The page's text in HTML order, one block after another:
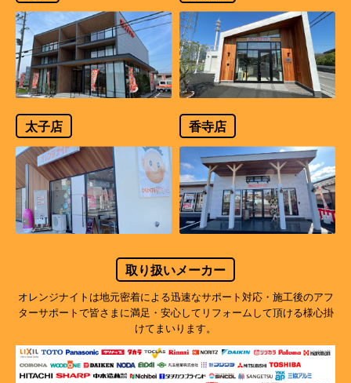
太子店 香寺店
取り扱いメーカー
オレンジナイトは地元密着による迅速なサポート対応・施工後のアフ
ターサポートで皆さまに満足・安心してリフォームして頂ける様心掛
けてまいります。